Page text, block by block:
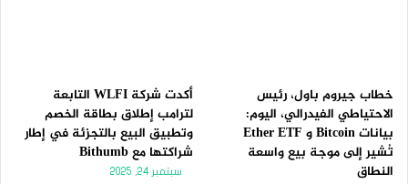
خطاب جيروم باول، رئيس
الاحتياطي الفيدرالي، اليوم:
بيانات Bitcoin و Ether ETF
تُشير إلى موجة بيع واسعة
النطاق
أكدت شركة WLFI التابعة
لترامب إطلاق بطاقة الخصم
وتطبيق البيع بالتجزئة في إطار
شراكتها مع Bithumb
سبتمبر 24, 2025